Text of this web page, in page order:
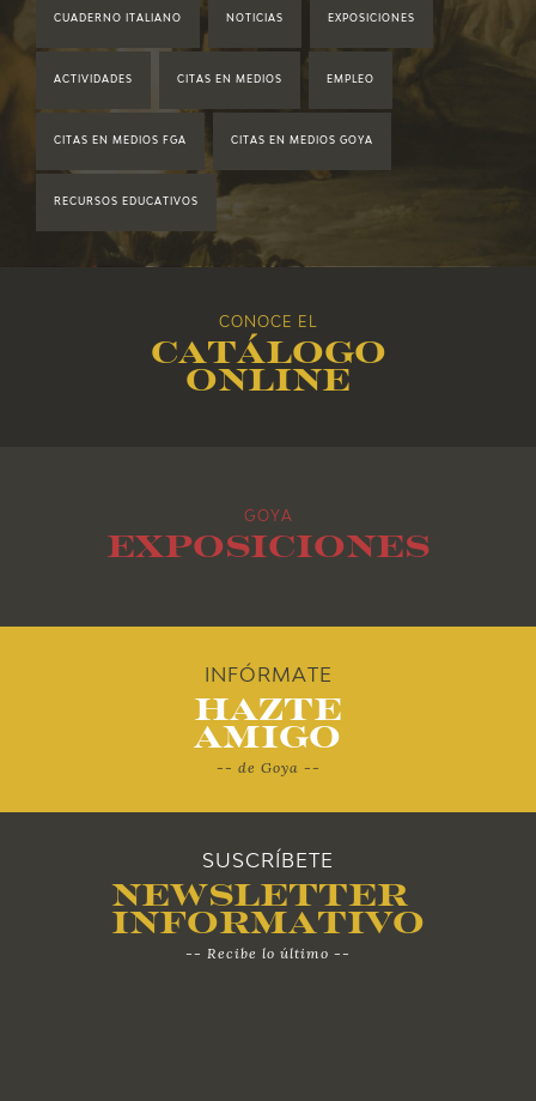
2017
2012
CUADERNO ITALIANO NOTICIAS EXPOSICIONES
ACTIVIDADES CITAS EN MEDIOS EMPLEO
CITAS EN MEDIOS FGA CITAS EN MEDIOS GOYA
RECURSOS EDUCATIVOS
CONOCE EL
Catálogo
online
GOYA
Exposiciones
INFÓRMATE
Hazte
Amigo
-- de Goya --
SUSCRÍBETE
Newsletter
Informativo
-- Recibe lo último --